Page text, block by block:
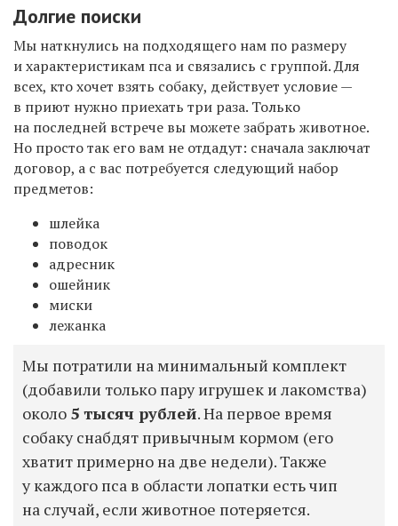
Долгие поиски
Мы наткнулись на подходящего нам по размеру
и характеристикам пса и связались с группой. Для
всех, кто хочет взять собаку, действует условие —
в приют нужно приехать три раза. Только
на последней встрече вы можете забрать животное.
Но просто так его вам не отдадут: сначала заключат
договор, а с вас потребуется следующий набор
предметов:
шлейка
поводок
адресник
ошейник
миски
лежанка
Мы потратили на минимальный комплект
(добавили только пару игрушек и лакомства)
около 5 тысяч рублей. На первое время
собаку снабдят привычным кормом (его
хватит примерно на две недели). Также
у каждого пса в области лопатки есть чип
на случай, если животное потеряется.